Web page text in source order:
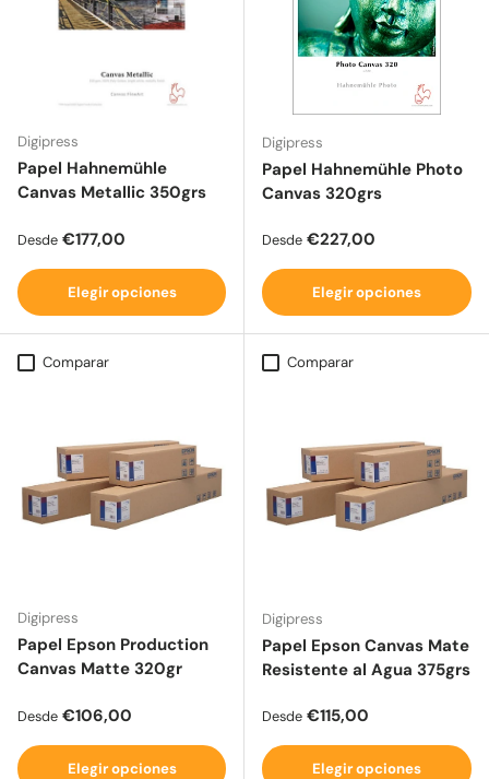
Digipress
Papel Hahnemühle
Canvas Metallic 350grs
Precio normal
Desde €177,00
Elegir opciones
Digipress
Papel Hahnemühle Photo
Canvas 320grs
Precio normal
Desde €227,00
Elegir opciones
Comparar
Digipress
Papel Epson Production
Canvas Matte 320gr
Precio normal
Desde €106,00
Elegir opciones
Comparar
Digipress
Papel Epson Canvas Mate
Resistente al Agua 375grs
Precio normal
Desde €115,00
Elegir opciones